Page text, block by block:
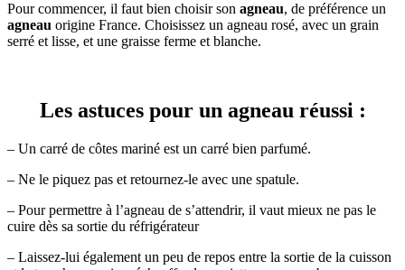
Pour commencer, il faut bien choisir son agneau, de préférence un
agneau origine France. Choisissez un agneau rosé, avec un grain
serré et lisse, et une graisse ferme et blanche.
Les astuces pour un agneau réussi :
– Un carré de côtes mariné est un carré bien parfumé.
– Ne le piquez pas et retournez-le avec une spatule.
– Pour permettre à l’agneau de s’attendrir, il vaut mieux ne pas le
cuire dès sa sortie du réfrigérateur
– Laissez-lui également un peu de repos entre la sortie de la cuisson